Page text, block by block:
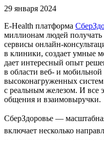
29 января 2024
E-Health платформа
миллионам людей
сервисы онлайн-
в клиники, создает умные
дает интересный опыт
в области веб- и
высоконагруженных
с реальным железом. И все
общения и взаимовыручки.
СберЗдоровье —
включает несколько